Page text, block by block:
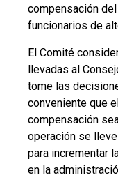
compensación
funcionarios de
El Comité
llevadas al
tome las
conveniente que
compensación
operación se
para incrementar
en la